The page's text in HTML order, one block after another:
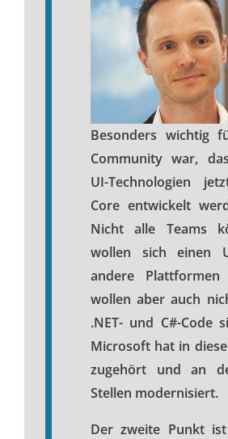
Besonders wichtig
Community war,
UI-Technologien
Core entwickelt
Nicht alle Teams
wollen sich einen
andere
wollen aber auch
.NET- und C#-Code
Microsoft hat in
zugehört und an
Stellen modernisiert.
Der zweite Punkt